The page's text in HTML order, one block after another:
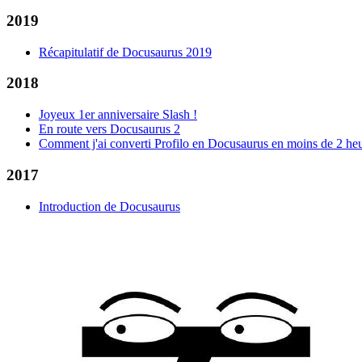
2019
Récapitulatif de Docusaurus 2019
2018
Joyeux 1er anniversaire Slash !
En route vers Docusaurus 2
Comment j'ai converti Profilo en Docusaurus en moins de 2
2017
Introduction de Docusaurus